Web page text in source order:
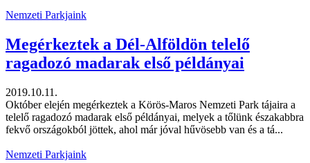
Nemzeti Parkjaink
Megérkeztek a Dél-Alföldön telelő
ragadozó madarak első példányai
2019.10.11.
Október elején megérkeztek a Körös-Maros Nemzeti Park tájaira a
telelő ragadozó madarak első példányai, melyek a tőlünk északabbra
fekvő országokból jöttek, ahol már jóval hűvösebb van és a tá...
Nemzeti Parkjaink